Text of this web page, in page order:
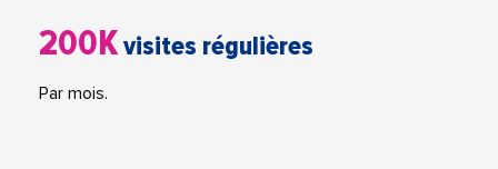
200Kvisites régulières
Par mois.